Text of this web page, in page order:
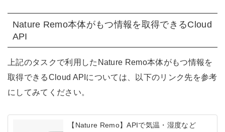
Nature Remo本体がもつ情報を取得できるCloud
API
上記のタスクで利用したNature Remo本体がもつ情報を
取得できるCloud APIについては、以下のリンク先を参考
にしてみてください。
【Nature Remo】APIで気温・湿度など